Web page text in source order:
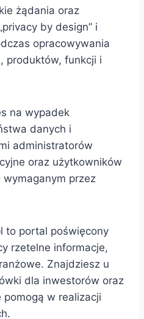
żądania oraz
by design” i
opracowywania
produktów, funkcji i
na wypadek
danych i
administratorów
oraz użytkowników
przez
to portal poświęcony
rzetelne informacje,
Znajdziesz u
dla inwestorów oraz
w realizacji